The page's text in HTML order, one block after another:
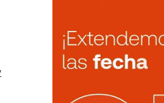
VIE
7 NACIONAL
Autonomos